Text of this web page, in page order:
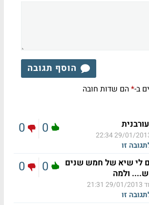
הוסף תגובה
ב-*הם שדות חובה
29/01/2013
זו
0
0
לי שיא של חמש שנים
ולמה
29/01/2013 21:31
זו
0
0